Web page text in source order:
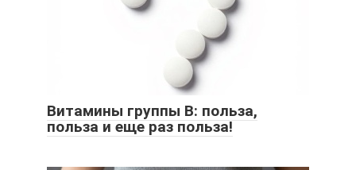
Витамины группы B: польза,
польза и еще раз польза!